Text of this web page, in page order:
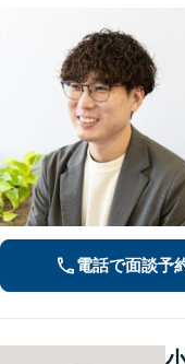
電話で面談予